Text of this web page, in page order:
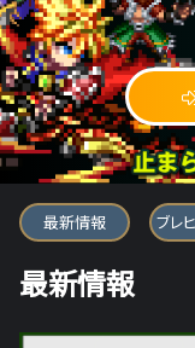
ブレイブ フ
最新情報 ブレ
最新情報